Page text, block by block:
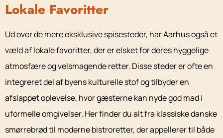
Lokale Favoritter
Ud over de mere eksklusive spisesteder, har Aarhus også et
væld af lokale favoritter, der er elsket for deres hyggelige
atmosfære og velsmagende retter. Disse steder er ofte en
integreret del af byens kulturelle stof og tilbyder en
afslappet oplevelse, hvor gæsterne kan nyde god mad i
uformelle omgivelser. Her finder du alt fra klassiske danske
smørrebrød til moderne bistroretter, der appellerer til både